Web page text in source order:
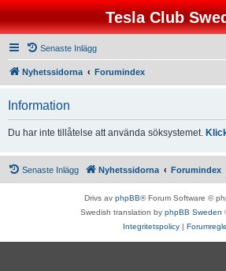
Tesla Club
Senaste Inlägg
Nyhetssidorna Forumindex
Information
Du har inte tillåtelse att använda söksystemet.
Senaste Inlägg Nyhetssidorna Forumindex
Drivs av phpBB® Forum Software ©
Swedish translation by phpBB Sweden
Integritetspolicy |